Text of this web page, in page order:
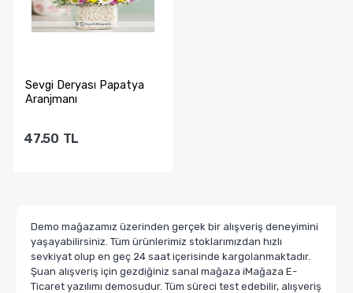
Sevgi Deryası Papatya
Aranjmanı
47.50 TL
Demo mağazamız üzerinden gerçek bir alışveriş deneyimini
yaşayabilirsiniz. Tüm ürünlerimiz stoklarımızdan hızlı
sevkiyat olup en geç 24 saat içerisinde kargolanmaktadır.
Şuan alışveriş için gezdiğiniz sanal mağaza iMağaza E-
Ticaret yazılımı demosudur. Tüm süreci test edebilir, alışveriş